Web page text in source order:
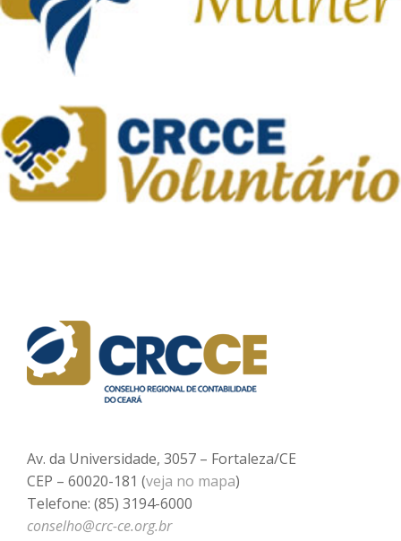
Av. da Universidade, 3057 – Fortaleza/CE
CEP – 60020-181 (veja no mapa)
Telefone: (85) 3194-6000
conselho@crc-ce.org.br